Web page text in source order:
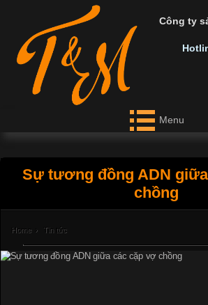
Công ty
Menu
Sự tương đồng ADN
chồng
Home › Tin tức